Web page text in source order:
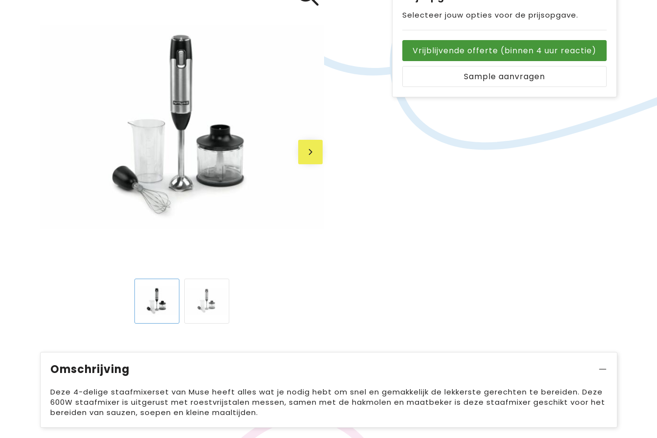
Selecteer jouw opties voor de prijsopgave.
Vrijblijvende offerte (binnen 4 uur reactie)
Sample aanvragen
Omschrijving
Deze 4-delige staafmixerset van Muse heeft alles wat je nodig hebt om snel en gemakkelijk de lekkerste gerechten te bereiden. Deze
600W staafmixer is uitgerust met roestvrijstalen messen, samen met de hakmolen en maatbeker is deze staafmixer geschikt voor het
bereiden van sauzen, soepen en kleine maaltijden.